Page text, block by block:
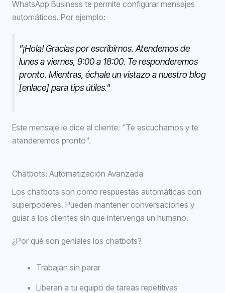
WhatsApp Business te permite configurar mensajes
automáticos. Por ejemplo:
"¡Hola! Gracias por escribirnos. Atendemos de
lunes a viernes, 9:00 a 18:00. Te responderemos
pronto. Mientras, échale un vistazo a nuestro blog
[enlace] para tips útiles."
Este mensaje le dice al cliente: "Te escuchamos y te
atenderemos pronto".
Chatbots: Automatización Avanzada
Los chatbots son como respuestas automáticas con
superpoderes. Pueden mantener conversaciones y
guiar a los clientes sin que intervenga un humano.
¿Por qué son geniales los chatbots?
Trabajan sin parar
Liberan a tu equipo de tareas repetitivas